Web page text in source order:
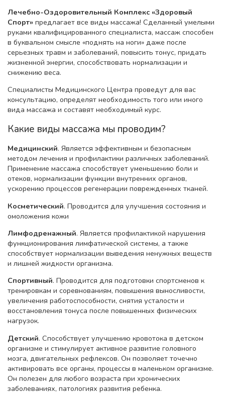
Лечебно-Оздоровительный Комплекс «Здоровый
Спорт» предлагает все виды массажа! Сделанный умелыми
руками квалифицированного специалиста, массаж способен
в буквальном смысле «поднять на ноги» даже после
серьезных травм и заболеваний, повысить тонус, придать
жизненной энергии, способствовать нормализации и
снижению веса.
Специалисты Медицинского Центра проведут для вас
консультацию, определят необходимость того или иного
вида массажа и составят необходимый курс.
Какие виды массажа мы проводим?
Медицинский. Является эффективным и безопасным
методом лечения и профилактики различных заболеваний.
Применение массажа способствует уменьшению боли и
отеков, нормализации функции внутренних органов,
ускорению процессов регенерации поврежденных тканей.
Косметический. Проводится для улучшения состояния и
омоложения кожи
Лимфодренажный. Является профилактикой нарушения
функционирования лимфатической системы, а также
способствует нормализации выведения ненужных веществ
и лишней жидкости организма.
Спортивный. Проводится для подготовки спортсменов к
тренировкам и соревнованиям, повышения выносливости,
увеличения работоспособности, снятия усталости и
восстановления тонуса после повышенных физических
нагрузок.
Детский. Способствует улучшению кровотока в детском
организме и стимулирует активное развитие головного
мозга, двигательных рефлексов. Он позволяет точечно
активировать все органы, процессы в маленьком организме.
Он полезен для любого возраста при хронических
заболеваниях, патологиях развития ребенка.